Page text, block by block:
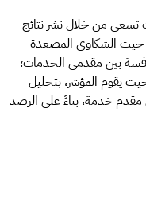
تسعى من خلال نشر نتائج
الشكاوى المصعدة
بين مقدمي الخدمات؛
يقوم المؤشر، بتحليل
لدى كل مقدم خدمة، بناءً على الرصد